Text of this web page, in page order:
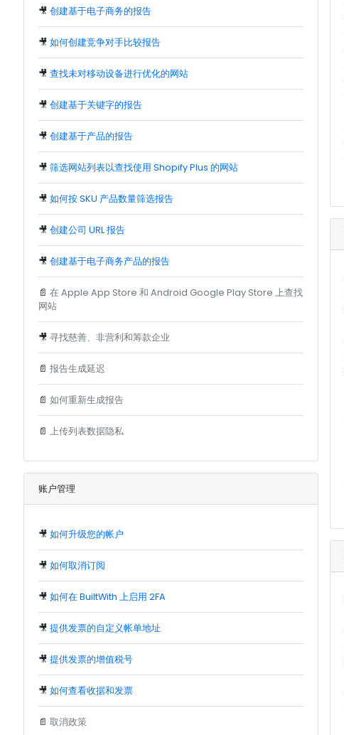
🎥 创建基于电子商务的报告
🎥 如何创建竞争对手比较报告
🎥 查找未对移动设备进行优化的网站
🎥 创建基于关键字的报告
🎥 创建基于产品的报告
🎥 筛选网站列表以查找使用 Shopify Plus 的网站
🎥 如何按 SKU 产品数量筛选报告
🎥 创建公司 URL 报告
🎥 创建基于电子商务产品的报告
📄 在 Apple App Store 和 Android Google Play Store 上查找
网站
🎥 寻找慈善、非营利和筹款企业
📄 报告生成延迟
📄 如何重新生成报告
📄 上传列表数据隐私
账户管理
🎥 如何升级您的帐户
🎥 如何取消订阅
🎥 如何在 BuiltWith 上启用 2FA
🎥 提供发票的自定义帐单地址
🎥 提供发票的增值税号
🎥 如何查看收据和发票
📄 取消政策